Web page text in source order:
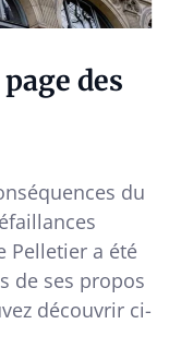
des
du
Pelletier a été
de ses propos
découvrir ci-